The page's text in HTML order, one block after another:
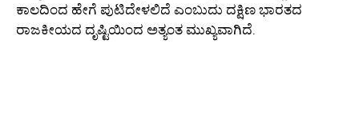
ಕಾಲದಿಂದ ಹೇಗೆ ಪುಟಿದೇಳಲಿದೆ ಎಂಬುದು ದಕ್ಷಿಣ ಭಾರತದ
ರಾಜಕೀಯದ ದೃಷ್ಟಿಯಿಂದ ಅತ್ಯಂತ ಮುಖ್ಯವಾಗಿದೆ.